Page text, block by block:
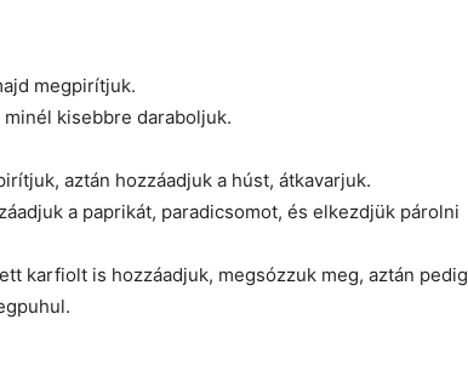
megpirítjuk.
kisebbre daraboljuk.
aztán hozzáadjuk a húst, átkavarjuk.
a paprikát, paradicsomot, és elkezdjük párolni
karfiolt is hozzáadjuk, megsózzuk meg, aztán pedig